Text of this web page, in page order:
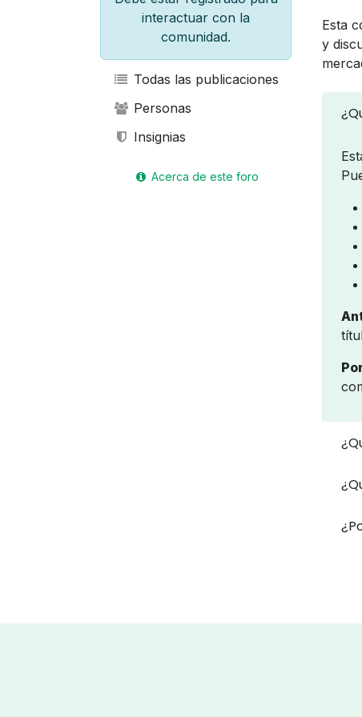
interactuar con la
comunidad.
Todas las publicaciones
Personas
Insignias
Acerca de este foro
Esta
y